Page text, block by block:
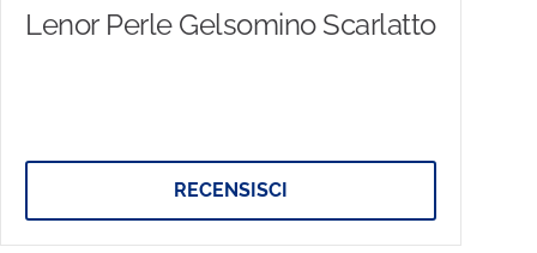
Lenor Perle Gelsomino Scarlatto
RECENSISCI